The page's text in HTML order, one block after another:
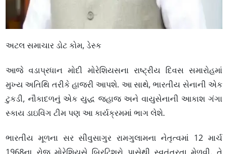
અટલ સમાચાર ડોટ કોમ, ડેસ્ક
આજે વડાપ્રધાન મોદી મોરેશિયસના રાષ્ટ્રીય દિવસ સમારોહમાં
મુખ્ય અતિથિ તરીકે હાજરી આપશે. આ સાથે, ભારતીય સેનાની એક
ટુકડી, નૌકાદળનું એક યુદ્ધ જહાજ અને વાયુસેનાની આકાશ ગંગા
સ્કાય ડાઇવિંગ ટીમ પણ આ કાર્યક્રમમાં ભાગ લેશે.
ભારતીય મૂળના સર સીવુસાગુર રામગુલામના નેતૃત્વમાં 12 માર્ચ